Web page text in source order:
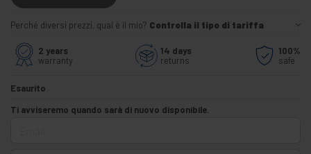
Perché diversi prezzi, qual è il mio? Controlla il tipo di tariffa
2 years
warranty
14 days
returns
100%
safe
Esaurito
Ti avviseremo quando sarà di nuovo disponibile.